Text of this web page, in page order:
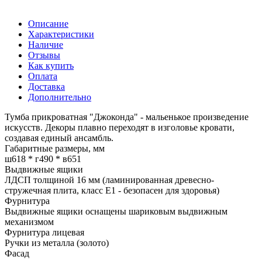
Описание
Характеристики
Наличие
Отзывы
Как купить
Оплата
Доставка
Дополнительно
Тумба прикроватная "Джоконда" - мальенькое произведение
искусств. Декоры плавно переходят в изголовье кровати,
создавая единый ансамбль.
Габаритные размеры, мм
ш618 * г490 * в651
Выдвижные ящики
ЛДСП толщиной 16 мм (ламинированная древесно-
стружечная плита, класс E1 - безопасен для здоровья)
Фурнитура
Выдвижные ящики оснащены шариковым выдвижным
механизмом
Фурнитура лицевая
Ручки из металла (золото)
Фасад